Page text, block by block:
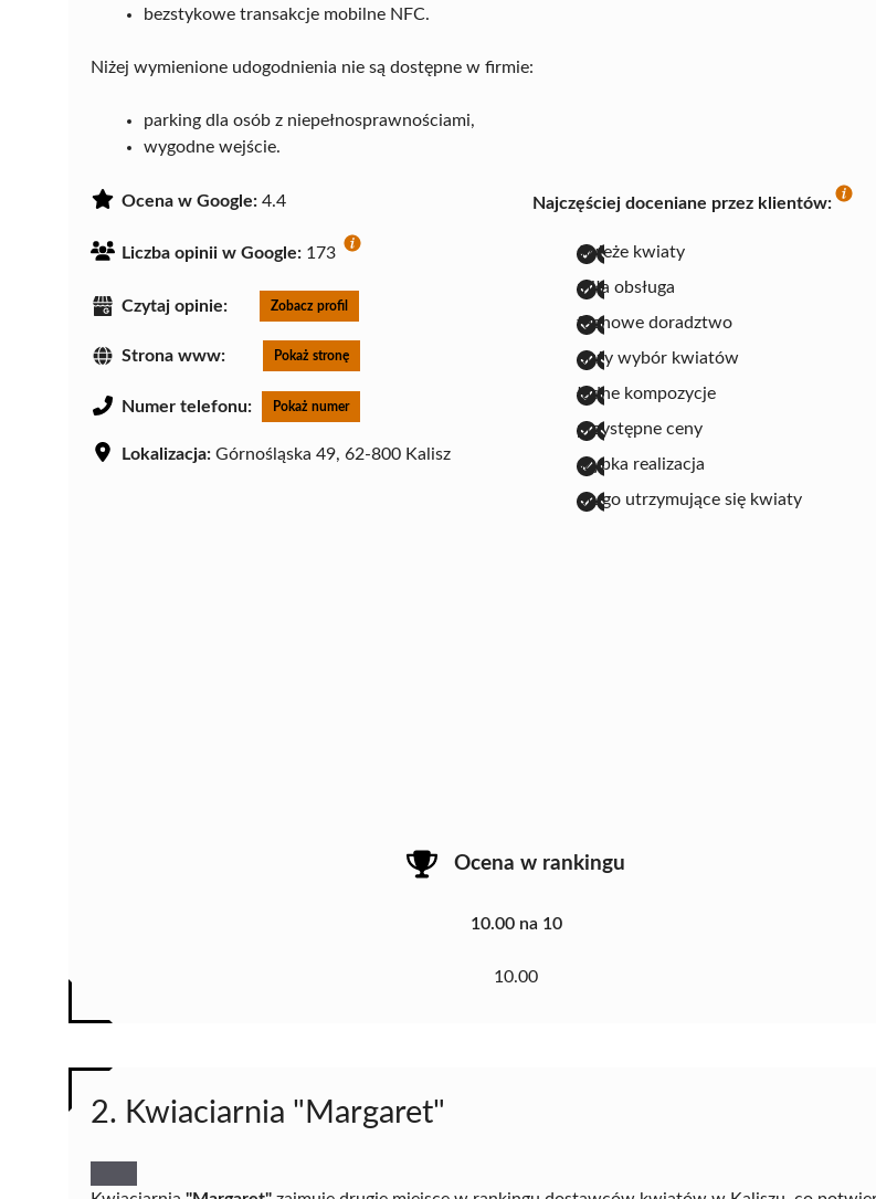
bezstykowe transakcje mobilne NFC.
Niżej wymienione udogodnienia nie są dostępne w firmie:
parking dla osób z niepełnosprawnościami,
wygodne wejście.
Ocena w Google: 4.4
Liczba opinii w Google: 173
Czytaj opinie: Zobacz profil
Strona www: Pokaż stronę
Numer telefonu: Pokaż numer
Lokalizacja: Górnośląska 49, 62-800 Kalisz
Najczęściej doceniane przez klientów:
świeże kwiaty
miła obsługa
fachowe doradztwo
duży wybór kwiatów
ładne kompozycje
przystępne ceny
szybka realizacja
długo utrzymujące się kwiaty
Ocena w rankingu
10.00 na 10
10.00
2. Kwiaciarnia "Margaret"